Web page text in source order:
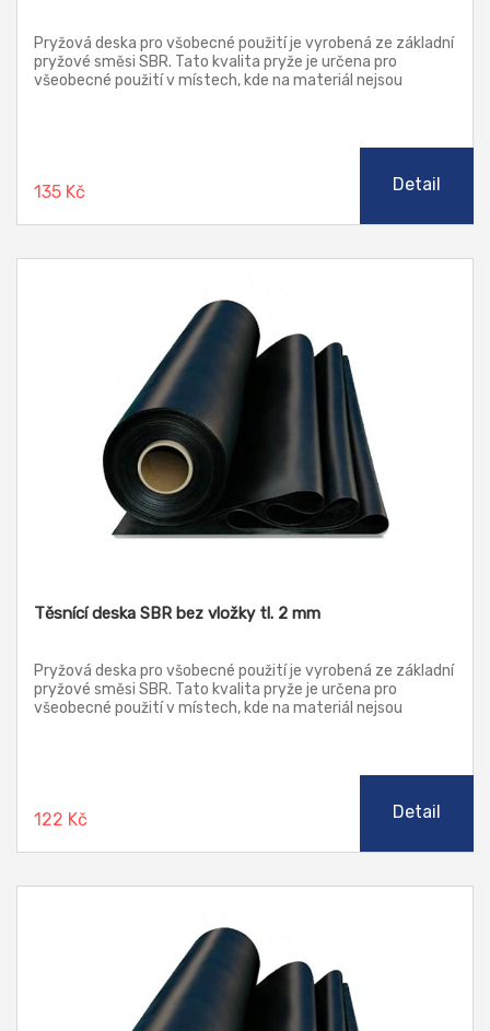
Pryžová deska pro všobecné použití je vyrobená ze základní
pryžové směsi SBR. Tato kvalita pryže je určena pro
všeobecné použití v místech, kde na materiál nejsou
135 Kč Detail
Těsnící deska SBR bez vložky tl. 2 mm
Pryžová deska pro všobecné použití je vyrobená ze základní
pryžové směsi SBR. Tato kvalita pryže je určena pro
všeobecné použití v místech, kde na materiál nejsou
122 Kč Detail